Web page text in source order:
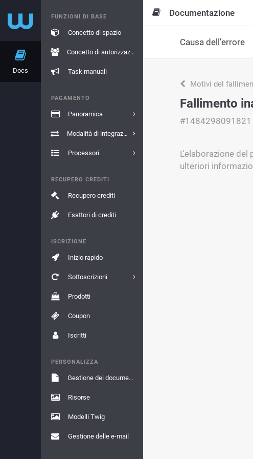
Docs
FUNZIONI DI BASE
Concetto di spazio
Concetto di autorizzazione
Task manuali
PAGAMENTO
Panoramica
Modalità di integrazione
Processori
RECUPERO CREDITI
Recupero crediti
Esattori di crediti
ISCRIZIONE
Inizio rapido
Sottoscrizioni
Prodotti
Coupon
Iscritti
PERSONALIZZA
Gestione dei documenti
Risorse
Modelli Twig
Gestione delle e-mail
Documentazione
Causa dell’errore
Motivi del
Fallimento
#1484298091821
L'elaborazione
ulteriori